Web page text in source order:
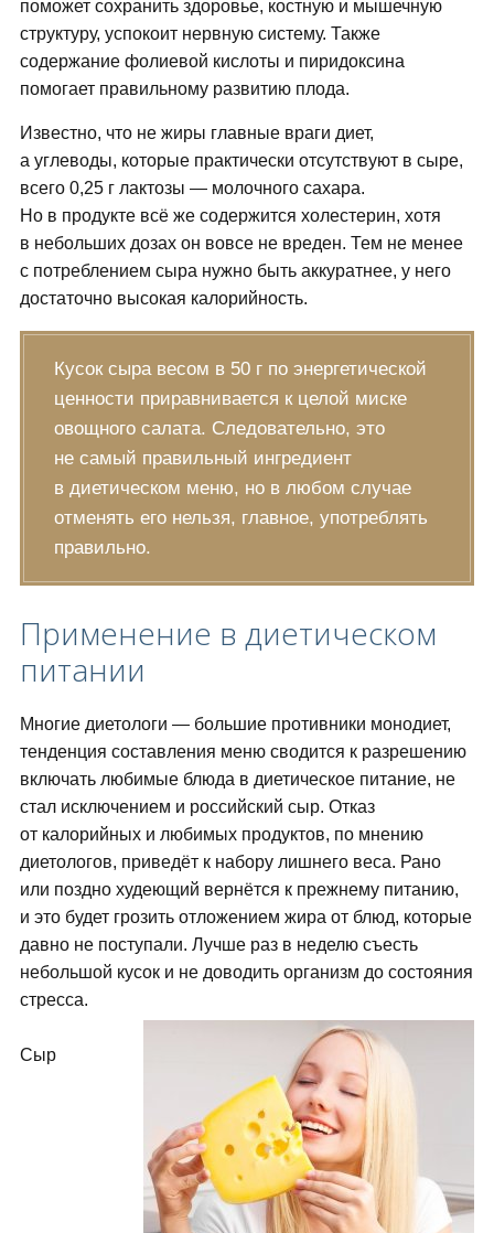
поможет сохранить здоровье, костную и мышечную
структуру, успокоит нервную систему. Также
содержание фолиевой кислоты и пиридоксина
помогает правильному развитию плода.
Известно, что не жиры главные враги диет,
а углеводы, которые практически отсутствуют в сыре,
всего 0,25 г лактозы — молочного сахара.
Но в продукте всё же содержится холестерин, хотя
в небольших дозах он вовсе не вреден. Тем не менее
с потреблением сыра нужно быть аккуратнее, у него
достаточно высокая калорийность.
Кусок сыра весом в 50 г по энергетической
ценности приравнивается к целой миске
овощного салата. Следовательно, это
не самый правильный ингредиент
в диетическом меню, но в любом случае
отменять его нельзя, главное, употреблять
правильно.
Применение в диетическом
питании
Многие диетологи — большие противники монодиет,
тенденция составления меню сводится к разрешению
включать любимые блюда в диетическое питание, не
стал исключением и российский сыр. Отказ
от калорийных и любимых продуктов, по мнению
диетологов, приведёт к набору лишнего веса. Рано
или поздно худеющий вернётся к прежнему питанию,
и это будет грозить отложением жира от блюд, которые
давно не поступали. Лучше раз в неделю съесть
небольшой кусок и не доводить организм до состояния
стресса.
Сыр